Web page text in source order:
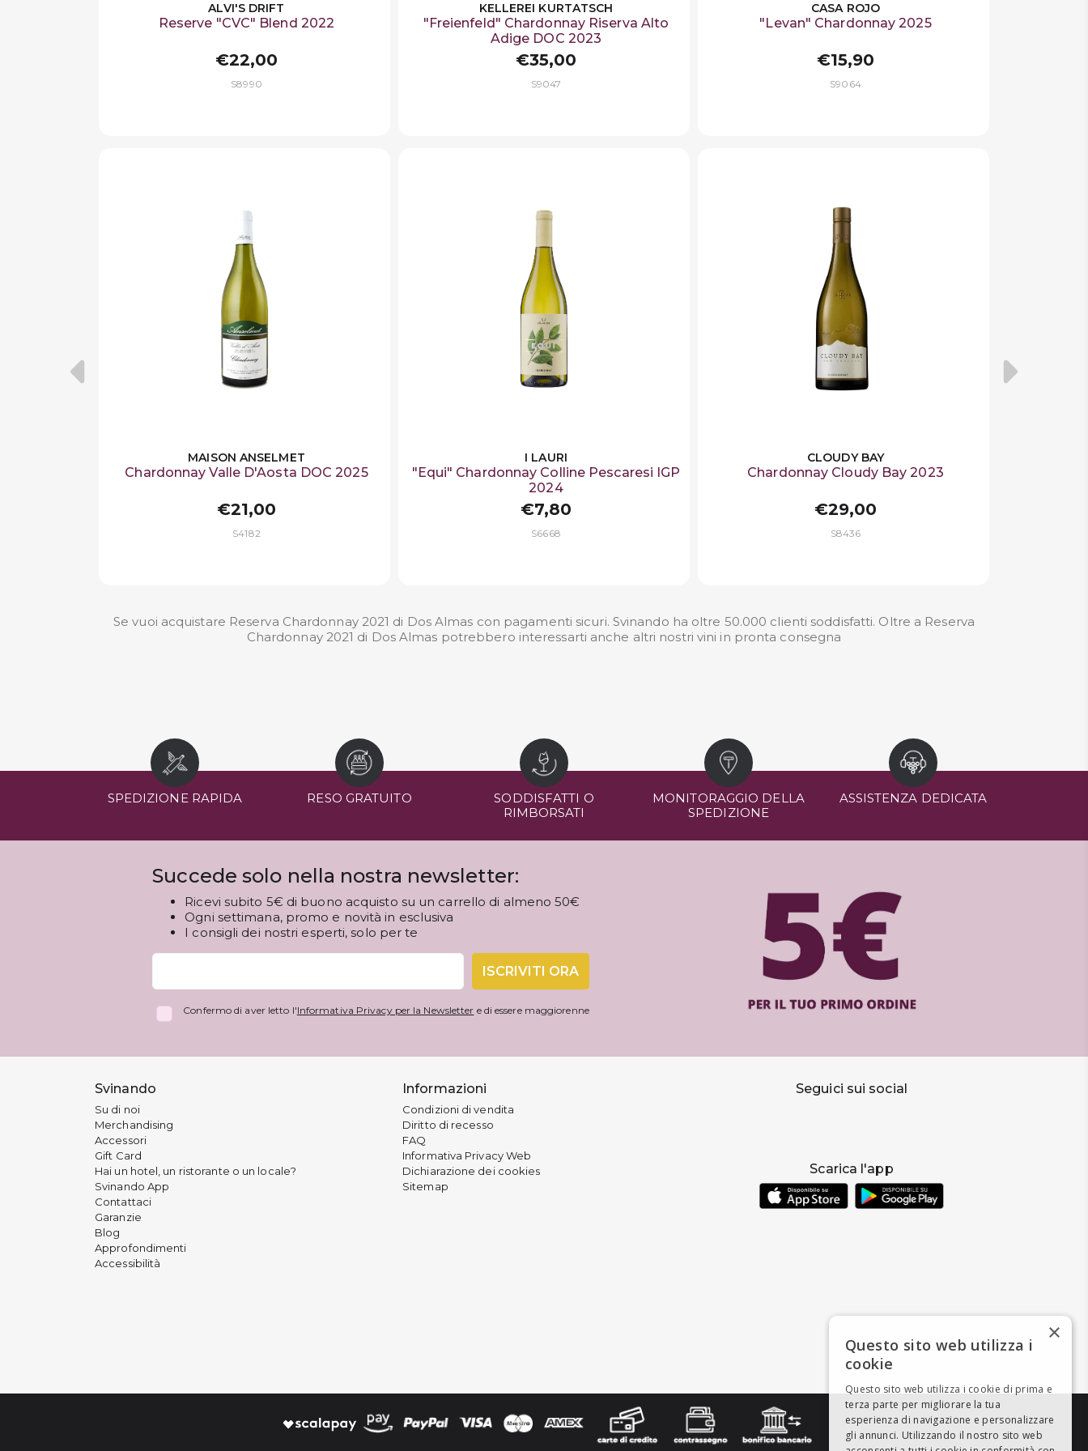
ALVI'S DRIFT
Reserve "CVC" Blend 2022
€22,00
S8990
KELLEREI KURTATSCH
"Freienfeld" Chardonnay Riserva Alto
Adige DOC 2023
€35,00
S9047
CASA ROJO
"Levan" Chardonnay 2025
€15,90
S9064
MAISON ANSELMET
Chardonnay Valle D'Aosta DOC 2025
€21,00
S4182
I LAURI
"Equi" Chardonnay Colline Pescaresi IGP
2024
€7,80
S6668
CLOUDY BAY
Chardonnay Cloudy Bay 2023
€29,00
S8436
Se vuoi acquistare Reserva Chardonnay 2021 di Dos Almas con pagamenti sicuri. Svinando ha oltre 50.000 clienti soddisfatti. Oltre a Reserva
Chardonnay 2021 di Dos Almas potrebbero interessarti anche altri nostri vini in pronta consegna
SPEDIZIONE RAPIDA RESO GRATUITO
SODDISFATTI O
RIMBORSATI
MONITORAGGIO DELLA
SPEDIZIONE
ASSISTENZA DEDICATA
Succede solo nella nostra newsletter:
Ricevi subito 5€ di buono acquisto su un carrello di almeno 50€
Ogni settimana, promo e novità in esclusiva
I consigli dei nostri esperti, solo per te
ISCRIVITI ORA
Confermo di aver letto l'Informativa Privacy per la Newsletter e di essere maggiorenne
Svinando
Su di noi
Merchandising
Accessori
Gift Card
Hai un hotel, un ristorante o un locale?
Svinando App
Contattaci
Garanzie
Blog
Approfondimenti
Accessibilità
Informazioni
Condizioni di vendita
Diritto di recesso
FAQ
Informativa Privacy Web
Dichiarazione dei cookies
Sitemap
Seguici sui social
Scarica l'app
×
Questo sito web utilizza i
cookie
Questo sito web utilizza i cookie di prima e
terza parte per migliorare la tua
esperienza di navigazione e personalizzare
gli annunci. Utilizzando il nostro sito web